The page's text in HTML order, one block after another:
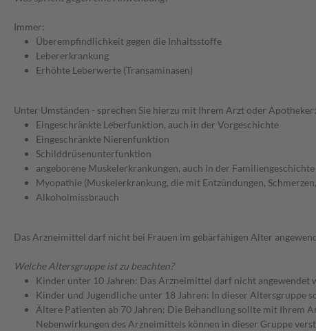
Immer:
Überempfindlichkeit gegen die Inhaltsstoffe
Lebererkrankung
Erhöhte Leberwerte (Transaminasen)
Unter Umständen - sprechen Sie hierzu mit Ihrem Arzt oder Apotheker:
Eingeschränkte Leberfunktion, auch in der Vorgeschichte
Eingeschränkte Nierenfunktion
Schilddrüsenunterfunktion
angeborene Muskelerkrankungen, auch in der Familiengeschichte
Myopathie (Muskelerkrankung, die mit Entzündungen,
Alkoholmissbrauch
Das Arzneimittel darf nicht bei Frauen im gebärfähigen Alter
Welche Altersgruppe ist zu beachten?
Kinder unter 10 Jahren: Das Arzneimittel darf nicht angewendet
Kinder und Jugendliche unter 18 Jahren: In dieser Altersgruppe
Ältere Patienten ab 70 Jahren: Die Behandlung sollte mit Ihrem
Nebenwirkungen des Arzneimittels können in dieser Gruppe